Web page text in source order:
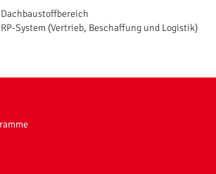
System (Vertrieb, Beschaffung und Logistik)